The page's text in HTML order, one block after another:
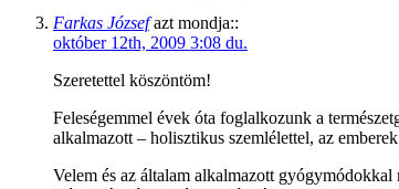
Farkas Józsefazt mondja::
október 12th, 2009 3:08 du.
Szeretettel köszöntöm!
Feleségemmel évek óta foglalkozunk a
alkalmazott – holisztikus szemlélettel, az
Velem és az általam alkalmazott